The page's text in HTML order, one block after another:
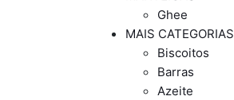
Ghee
MAIS CATEGORIAS
Biscoitos
Barras
Azeite